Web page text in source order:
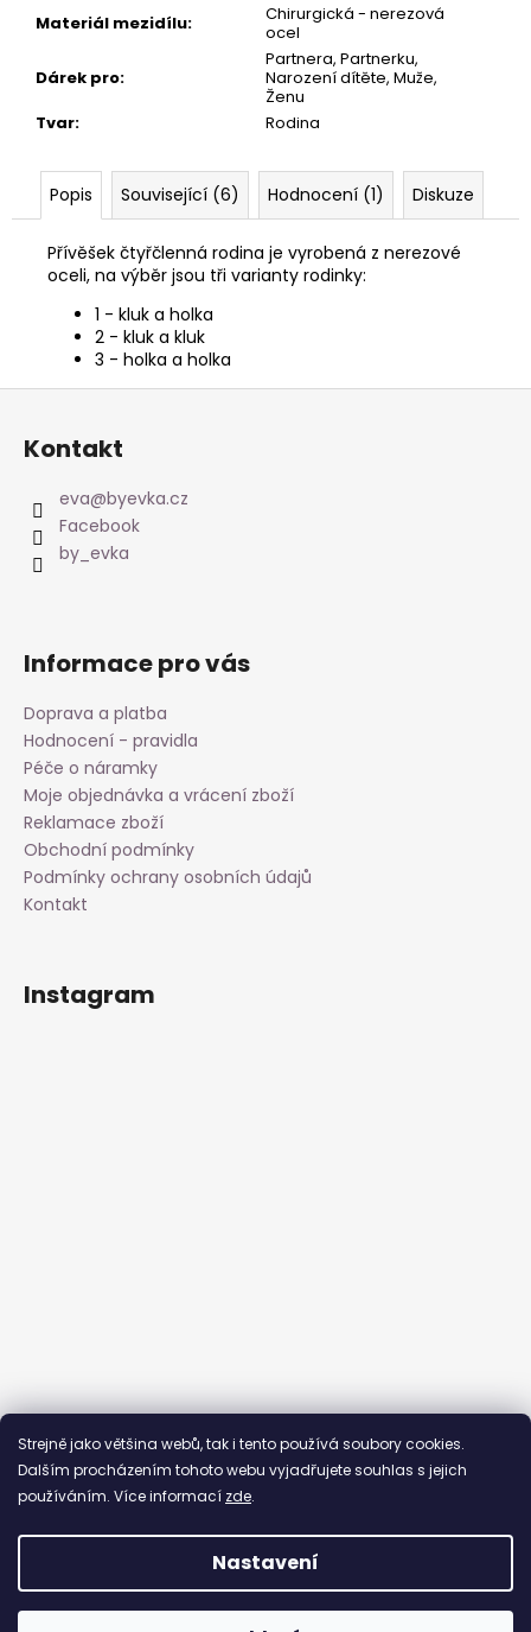
Strejně jako většina webů, tak i tento používá soubory cookies.
Dalším procházením tohoto webu vyjadřujete souhlas s jejich
používáním. Více informací zde.
Nastavení
Materiál mezidílu:
Chirurgická - nerezová
ocel
Dárek pro:
Partnera, Partnerku,
Narození dítěte, Muže,
Ženu
Tvar: Rodina
Popis Související (6) Hodnocení (1) Diskuze
Přívěšek čtyřčlenná rodina je vyrobená z nerezové
oceli, na výběr jsou tři varianty rodinky:
1 - kluk a holka
2 - kluk a kluk
3 - holka a holka
Z
Kontakt
eva@byevka.cz
Facebook
by_evka
Informace pro vás
Doprava a platba
Hodnocení - pravidla
Péče o náramky
Moje objednávka a vrácení zboží
Reklamace zboží
Obchodní podmínky
Podmínky ochrany osobních údajů
Kontakt
Instagram
Sledovat na Instagramu
Copyright 2026By Evka. Všechna práva vyhrazena.